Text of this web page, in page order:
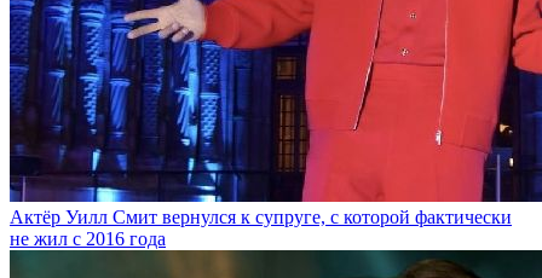
Актёр Уилл Смит вернулся к супруге, с которой фактически
не жил с 2016 года